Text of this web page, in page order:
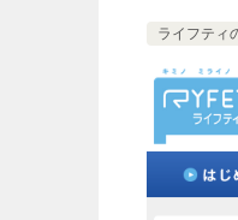
ライフティ